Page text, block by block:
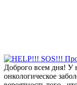
Доброго всем дня!
онкологическое